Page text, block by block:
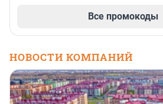
Все промокоды
НОВОСТИ КОМПАНИЙ